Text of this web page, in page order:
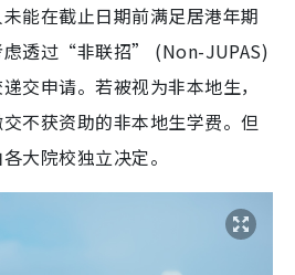
能在截止日期前满足居港年期
虑透过“非联招” (Non-JUPAS)
交申请。若被视为非本地生，
不获资助的非本地生学费。但
大院校独立决定。